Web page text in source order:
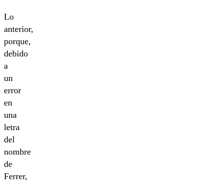
Lo
anterior,
porque,
debido
a
un
error
en
una
letra
del
nombre
de
Ferrer,